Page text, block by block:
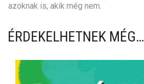
azoknak is, akik még nem.
ÉRDEKELHETNEK MÉG…